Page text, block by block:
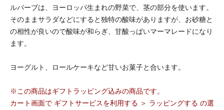
ルバーブは、ヨーロッパ生まれの野菜で、茎の部分を使います。
そのままサラダなどにすると独特の酸味がありますが、お砂糖と
の相性が良いので酸味が和らぎ、甘酸っぱいマーマレードになり
ます。
ヨーグルト、ロールケーキなど甘いお菓子と合います。
※この商品はギフトラッピング込みの商品です。
カート画面で ギフトサービスを利用する ＞ ラッピングする の選